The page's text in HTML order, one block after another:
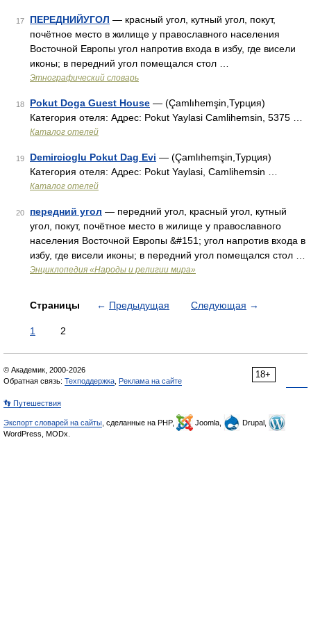
17 ПЕРЕДНИЙУГОЛ — красный угол, кутный угол, покут,
почётное место в жилище у православного населения
Восточной Европы угол напротив входа в избу, где висели
иконы; в передний угол помещался стол …
Этнографический словарь
18 Pokut Doga Guest House — (Çamlıhemşin,Турция)
Категория отеля: Адрес: Pokut Yaylasi Camlihemsin, 5375 …
Каталог отелей
19 Demircioglu Pokut Dag Evi — (Çamlıhemşin,Турция)
Категория отеля: Адрес: Pokut Yaylasi, Camlihemsin …
Каталог отелей
20 передний угол — передний угол, красный угол, кутный
угол, покут, почётное место в жилище у православного
населения Восточной Европы &#151; угол напротив входа в
избу, где висели иконы; в передний угол помещался стол …
Энциклопедия «Народы и религии мира»
Страницы ← Предыдущая Следующая →
1 2
18+
© Академик, 2000-2026
Обратная связь: Техподдержка Реклама на сайте
👣 Путешествия
Экспорт словарей на сайты , сделанные на PHP, Joomla,
Drupal,
WordPress, MODx.